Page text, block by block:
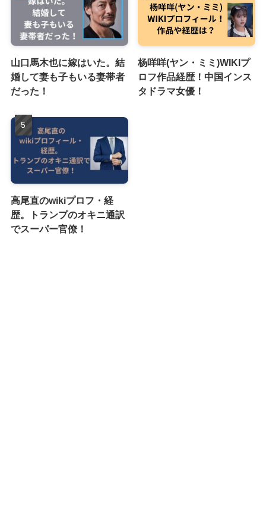
山口馬木也に嫁はいた。結
婚して妻も子もいる妻帯者
だった！
杨咩咩(ヤン・ミミ)WIKIプ
ロフ作品経歴！中国インス
タドラマ女優！
高尾直のwikiプロフ・経
歴。トランプのオキニ通訳
でスーパー官僚！